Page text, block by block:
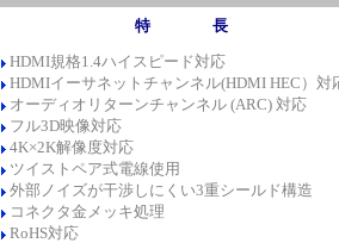
特 長
HDMI規格1.4ハイスピード対応
HDMIイーサネットチャンネル(HDMI HEC）対
オーディオリターンチャンネル (ARC) 対応
フル3D映像対応
4K×2K解像度対応
ツイストペア式電線使用
外部ノイズが干渉しにくい3重シールド構造
コネクタ金メッキ処理
RoHS対応